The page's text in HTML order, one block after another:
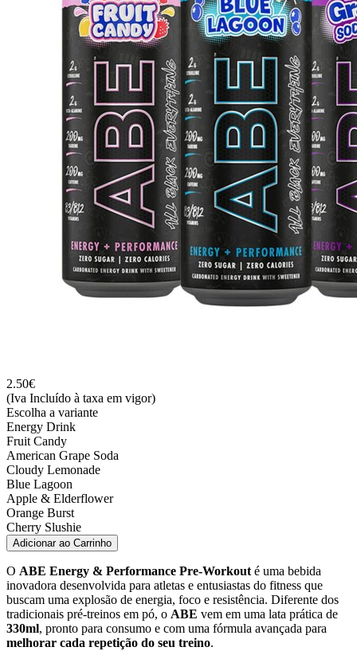
2.50€
(Iva Incluído à taxa em vigor)
Escolha a variante
Energy Drink
Fruit Candy
American Grape Soda
Cloudy Lemonade
Blue Lagoon
Apple & Elderflower
Orange Burst
Cherry Slushie
Adicionar ao Carrinho
O ABE Energy & Performance Pre-Workout é uma bebida
inovadora desenvolvida para atletas e entusiastas do fitness que
buscam uma explosão de energia, foco e resistência. Diferente dos
tradicionais pré-treinos em pó, o ABE vem em uma lata prática de
330ml, pronto para consumo e com uma fórmula avançada para
melhorar cada repetição do seu treino.